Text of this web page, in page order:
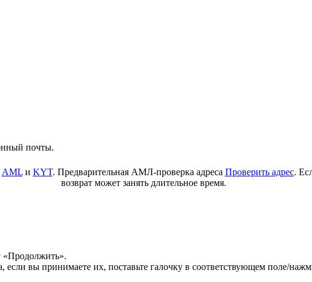
почты.
AMLи KYT. Предварительная АМЛ-проверка адреса Проверить адрес.
возврат может занять длительное время.
«Продолжить».
если вы принимаете их, поставьте галочку в соответствующем поле/